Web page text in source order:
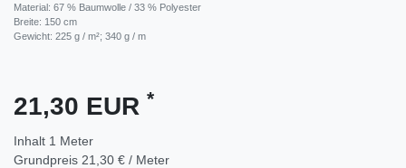
Material: 67 % Baumwolle / 33 % Polyester
Breite: 150 cm
Gewicht: 225 g / m²; 340 g / m
21,30 EUR *
Inhalt 1 Meter
Grundpreis 21,30 € / Meter